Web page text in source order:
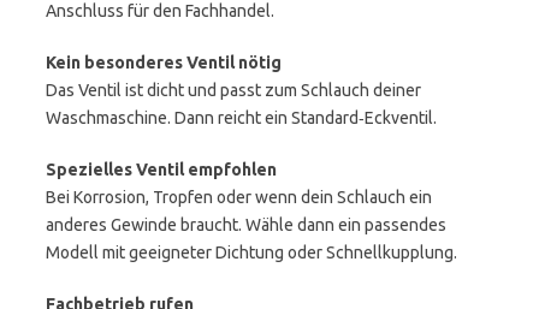
Anschluss für den Fachhandel.
Kein besonderes Ventil nötig
Das Ventil ist dicht und passt zum Schlauch deiner
Waschmaschine. Dann reicht ein Standard‑Eckventil.
Spezielles Ventil empfohlen
Bei Korrosion, Tropfen oder wenn dein Schlauch ein
anderes Gewinde braucht. Wähle dann ein passendes
Modell mit geeigneter Dichtung oder Schnellkupplung.
Fachbetrieb rufen